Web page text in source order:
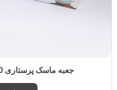
جعبه ماسک پرستاری 50 عددی (بزرگسال)